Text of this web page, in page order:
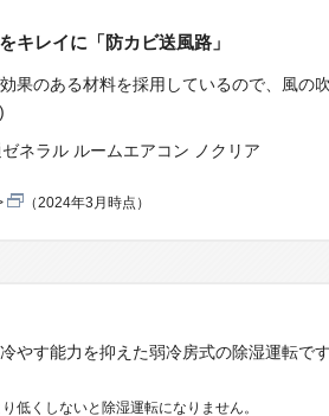
キレイに「防カビ送風路」
果のある材料を採用しているので、風の
（2024年3月時点）
やす能力を抑えた弱冷房式の除湿運転で
低くしないと除湿運転になりません。